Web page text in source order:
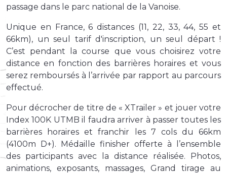
passage dans le parc national de la Vanoise.
Unique en France, 6 distances (11, 22, 33, 44, 55 et
66km), un seul tarif d'inscription, un seul départ !
C’est pendant la course que vous choisirez votre
distance en fonction des barrières horaires et vous
serez remboursés à l’arrivée par rapport au parcours
effectué.
Pour décrocher de titre de « XTrailer » et jouer votre
Index 100K UTMB il faudra arriver à passer toutes les
barrières horaires et franchir les 7 cols du 66km
(4100m D+). Médaille finisher offerte à l’ensemble
des participants avec la distance réalisée. Photos,
animations, exposants, massages, Grand tirage au